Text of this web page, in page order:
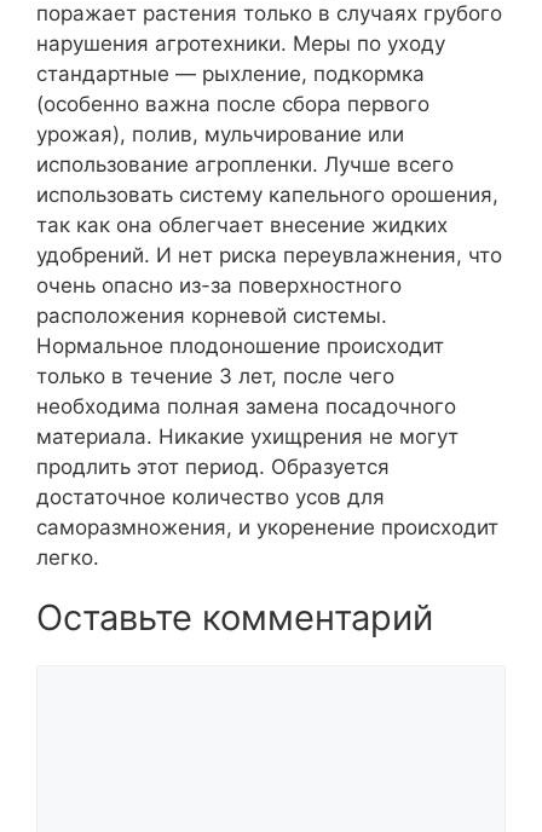
поражает растения только в случаях грубого
нарушения агротехники. Меры по уходу
стандартные — рыхление, подкормка
(особенно важна после сбора первого
урожая), полив, мульчирование или
использование агропленки. Лучше всего
использовать систему капельного орошения,
так как она облегчает внесение жидких
удобрений. И нет риска переувлажнения, что
очень опасно из-за поверхностного
расположения корневой системы.
Нормальное плодоношение происходит
только в течение 3 лет, после чего
необходима полная замена посадочного
материала. Никакие ухищрения не могут
продлить этот период. Образуется
достаточное количество усов для
саморазмножения, и укоренение происходит
легко.
Оставьте комментарий